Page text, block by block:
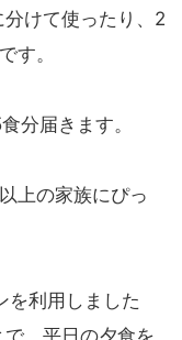
けて使ったり、2
す。
分届きます。
上の家族にぴっ
を利用しました
、平日の夕食を